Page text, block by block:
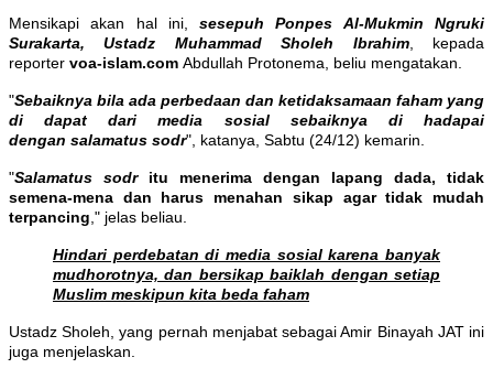
Mensikapi akan hal ini,sesepuh Ponpes Al-Mukmin Ngruki
Surakarta, Ustadz Muhammad Sholeh Ibrahim, kepada
reporter voa-islam.com Abdullah Protonema, beliu mengatakan.
"Sebaiknya bila ada perbedaan dan ketidaksamaan faham yang
di dapat dari media sosial sebaiknya di hadapai
dengan salamatus sodr", katanya, Sabtu (24/12) kemarin.
"Salamatus sodritu menerima dengan lapang dada, tidak
semena-mena dan harus menahan sikap agar tidak mudah
terpancing ," jelas beliau.
Hindari perdebatan di media sosial karena banyak
mudhorotnya, dan bersikap baiklah dengan setiap
Muslim meskipun kita beda faham
Ustadz Sholeh, yang pernah menjabat sebagai Amir Binayah JAT ini
juga menjelaskan.